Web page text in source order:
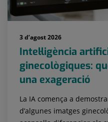
3 d’agost 2026
Intel·ligència
ginecològiques:
una exageració
La IA comença a
d’algunes imatges